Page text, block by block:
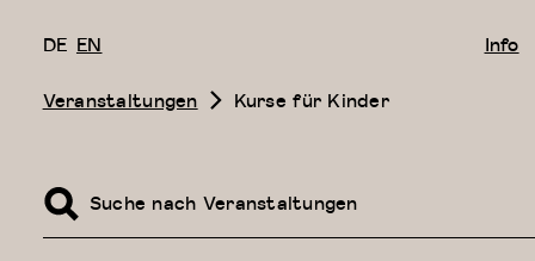
Info
DE EN
Veranstaltungen
Kurse für Kinder
Suche
und
Ansichten,
Bitte
Schlüsselwort
eingeben.
Suche
Veranstaltungen